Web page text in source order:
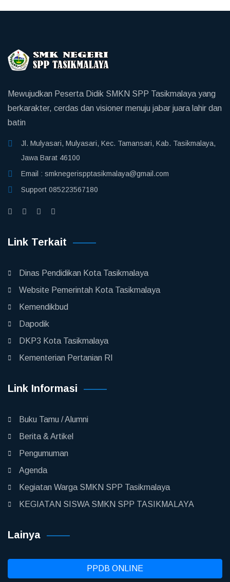
Mewujudkan Peserta Didik SMKN SPP Tasikmalaya yang
berkarakter, cerdas dan visioner menuju jabar juara lahir dan
batin
Jl. Mulyasari, Mulyasari, Kec. Tamansari, Kab. Tasikmalaya,
Jawa Barat 46100
Email : smknegerispptasikmalaya@gmail.com
Support 085223567180
Link Terkait
Dinas Pendidikan Kota Tasikmalaya
Website Pemerintah Kota Tasikmalaya
Kemendikbud
Dapodik
DKP3 Kota Tasikmalaya
Kementerian Pertanian RI
Link Informasi
Buku Tamu / Alumni
Berita & Artikel
Pengumuman
Agenda
Kegiatan Warga SMKN SPP Tasikmalaya
KEGIATAN SISWA SMKN SPP TASIKMALAYA
Lainya
PPDB ONLINE